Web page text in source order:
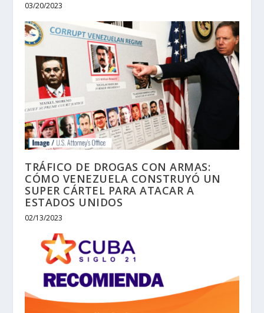
03/20/2023
TRÁFICO DE DROGAS CON ARMAS:
CÓMO VENEZUELA CONSTRUYÓ UN
SUPER CÁRTEL PARA ATACAR A
ESTADOS UNIDOS
02/13/2023